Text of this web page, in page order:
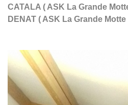
CATALA ( ASK La Grande
DENAT ( ASK La Grande Motte